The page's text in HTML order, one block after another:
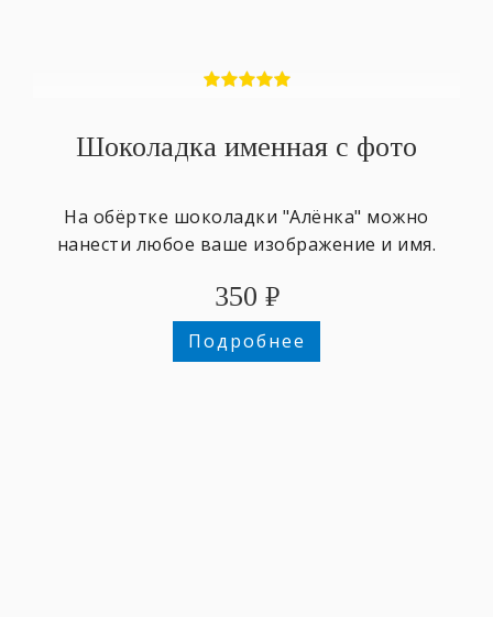
Шоколадка именная с фото
На обёртке шоколадки "Алёнка" можно
нанести любое ваше изображение и имя.
350 ₽
Подробнее